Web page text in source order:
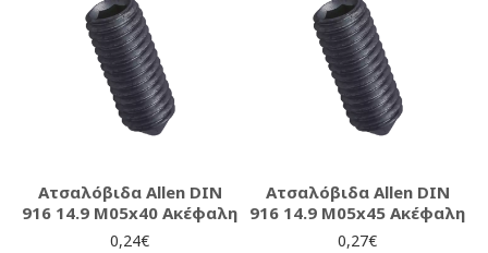
Ατσαλόβιδα Allen DIN
916 14.9 M05x40 Ακέφαλη
0,24€
Ατσαλόβιδα Allen DIN
916 14.9 M05x45 Ακέφαλη
0,27€